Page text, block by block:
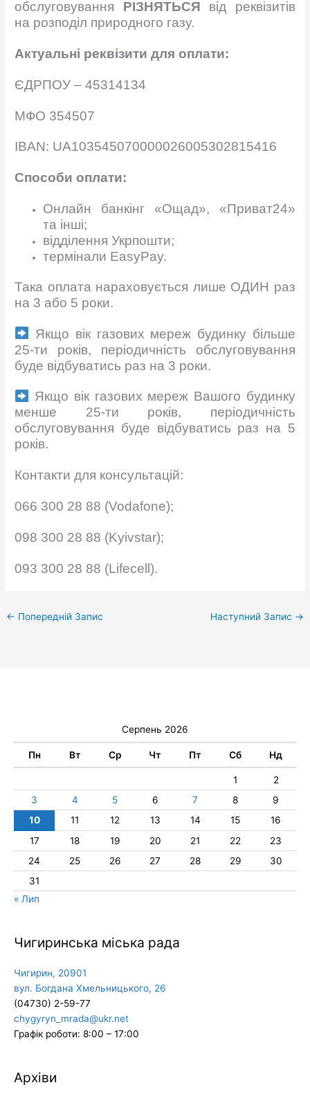
обслуговування РІЗНЯТЬСЯ від реквізитів
на розподіл природного газу.
Актуальні реквізити для оплати:
ЄДРПОУ – 45314134
МФО 354507
IBAN: UA103545070000026005302815416
Способи оплати:
Онлайн банкінг «Ощад», «Приват24»
та інші;
відділення Укрпошти;
термінали EasyPay.
Така оплата нараховується лише ОДИН раз
на 3 або 5 роки.
Якщо вік газових мереж будинку більше
25-ти років, періодичність обслуговування
буде відбуватись раз на 3 роки.
Якщо вік газових мереж Вашого будинку
менше 25-ти років, періодичність
обслуговування буде відбуватись раз на 5
років.
Контакти для консультацій:
066 300 28 88 (Vodafone);
098 300 28 88 (Kyivstar);
093 300 28 88 (Lifecell).
← Попередній Запис Наступний Запис →
Серпень 2026
Пн Вт Ср Чт Пт Сб Нд
1
2
3
4 5 6 7 8
9
10
11 12 13 14 15
16
17
18 19 20 21 22
23
24
25 26 27 28 29
30
31
« Лип
Чигиринська міська рада
Чигирин, 20901
вул. Богдана Хмельницького, 26
(04730) 2-59-77
chygyryn_mrada@ukr.net
Графік роботи: 8:00 – 17:00
Архіви
Архіви